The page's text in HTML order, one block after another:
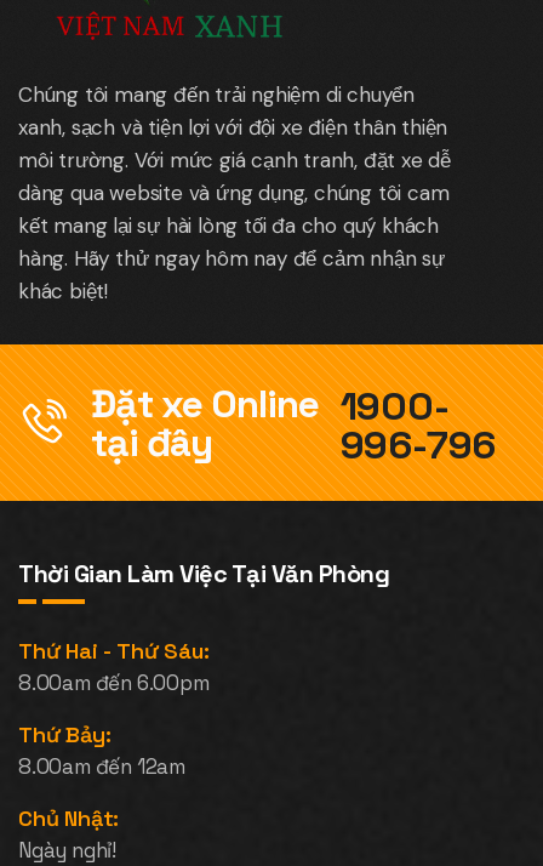
Chúng tôi mang đến trải nghiệm di chuyển
xanh, sạch và tiện lợi với đội xe điện thân thiện
môi trường. Với mức giá cạnh tranh, đặt xe dễ
dàng qua website và ứng dụng, chúng tôi cam
kết mang lại sự hài lòng tối đa cho quý khách
hàng. Hãy thử ngay hôm nay để cảm nhận sự
khác biệt!
Đặt xe Online
tại đây
1900-
996-796
Thời Gian Làm Việc Tại Văn Phòng
Thứ Hai - Thứ Sáu:
8.00am đến 6.00pm
Thứ Bảy:
8.00am đến 12am
Chủ Nhật:
Ngày nghỉ!